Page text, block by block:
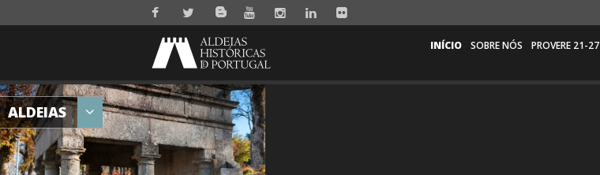
INÍCIO SOBRE NÓS PROVERE 21-27
ALDEIAS